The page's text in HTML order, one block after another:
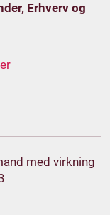
Erhverv og
med virkning